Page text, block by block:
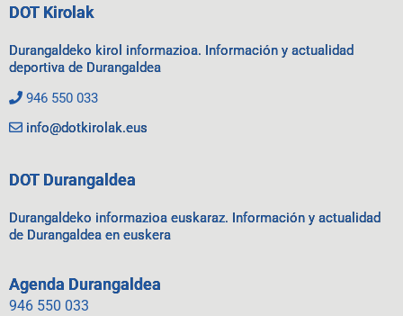
DOT Kirolak
Durangaldeko kirol informazioa. Información y actualidad
deportiva de Durangaldea
946 550 033
info@dotkirolak.eus
DOT Durangaldea
Durangaldeko informazioa euskaraz. Información y actualidad
de Durangaldea en euskera
Agenda Durangaldea
946 550 033